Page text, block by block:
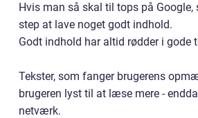
Hvis man så skal til tops på Google,
step at lave noget godt indhold.
Godt indhold har altid rødder i gode
Tekster, som fanger brugerens
brugeren lyst til at læse mere -
netværk.